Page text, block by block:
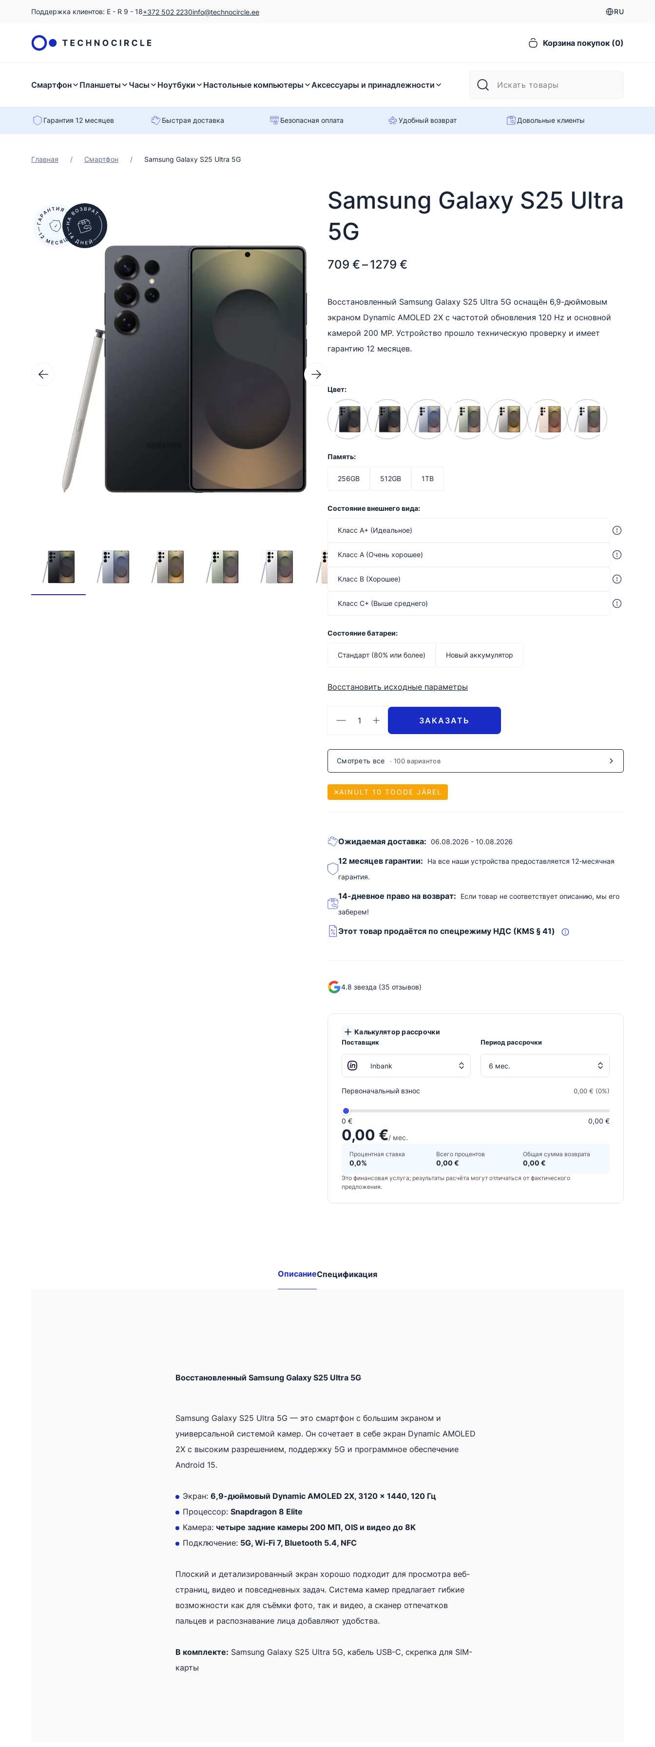
Поддержка клиентов: E - R 9 - 18+372 502 2230info@technocircle.ee RU
Корзина покупок (0)
Смартфон Планшеты Часы Ноутбуки Настольные компьютеры Аксессуары и принадлежности
Гарантия 12 месяцев Быстрая доставка Безопасная оплата Удобный возврат Довольные клиенты
Главная / Смартфон / Samsung Galaxy S25 Ultra 5G
Samsung Galaxy S25 Ultra
5G
709 €–1279 €
709 €
through
1279 €
Восстановленный Samsung Galaxy S25 Ultra 5G оснащён 6,9-дюймовым
экраном Dynamic AMOLED 2X с частотой обновления 120 Hz и основной
камерой 200 MP. Устройство прошло техническую проверку и имеет
гарантию 12 месяцев.
Цвет:
Память:
256GB 512GB 1TB
Состояние внешнего вида:
Класс A+ (Идеальное)
Класс A (Очень хорошее)
Класс B (Хорошее)
Класс C+ (Выше среднего)
Состояние батареи:
Стандарт (80% или более) Новый аккумулятор
Восстановить исходные параметры
ЗАКАЗАТЬ
Смотреть все · 100 вариантов
AINULT 10 TOODE JÄREL
Ожидаемая доставка: 06.08.2026 - 10.08.2026
12 месяцев гарантии:
На все наши устройства предоставляется 12-месячная
гарантия.
14-дневное право на возврат:
Если товар не соответствует описанию, мы его
заберем!
Этот товар продаётся по спецрежиму НДС (KMS § 41)
4.8 звезда (35 отзывов)
Калькулятор рассрочки
Поставщик Период рассрочки
Первоначальный взнос 0,00 € (0%)
0 € 0,00 €
0,00 €/ мес.
Процентная ставка
0,0%
Всего процентов
0,00 €
Общая сумма возврата
0,00 €
Это финансовая услуга; результаты расчёта могут отличаться от фактического
предложения.
·
Новый
Samsung
Ultra
Чёрный
1TB
ОписаниеСпецификация
Восстановленный Samsung Galaxy S25 Ultra 5G
Samsung Galaxy S25 Ultra 5G — это смартфон с большим экраном и
универсальной системой камер. Он сочетает в себе экран Dynamic AMOLED
2X с высоким разрешением, поддержку 5G и программное обеспечение
Android 15.
Экран: 6,9-дюймовый Dynamic AMOLED 2X, 3120 x 1440, 120 Гц
Процессор: Snapdragon 8 Elite
Камера: четыре задние камеры 200 МП, OIS и видео до 8K
Подключение: 5G, Wi‑Fi 7, Bluetooth 5.4, NFC
Плоский и детализированный экран хорошо подходит для просмотра веб-
страниц, видео и повседневных задач. Система камер предлагает гибкие
возможности как для съёмки фото, так и видео, а сканер отпечатков
пальцев и распознавание лица добавляют удобства.
В комплекте: Samsung Galaxy S25 Ultra 5G, кабель USB-C, скрепка для SIM-
карты